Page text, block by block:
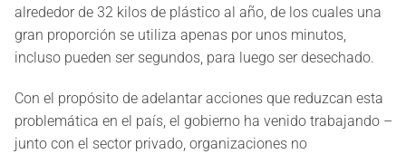
alrededor de 32 kilos de plástico al año, de los cuales una
gran proporción se utiliza apenas por unos minutos,
incluso pueden ser segundos, para luego ser desechado.
Con el propósito de adelantar acciones que reduzcan esta
problemática en el país, el gobierno ha venido trabajando –
junto con el sector privado, organizaciones no